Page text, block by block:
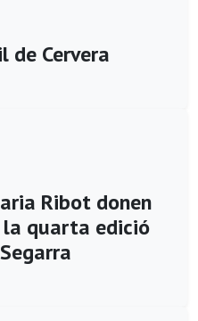
de Cervera
Ribot donen
quarta edició